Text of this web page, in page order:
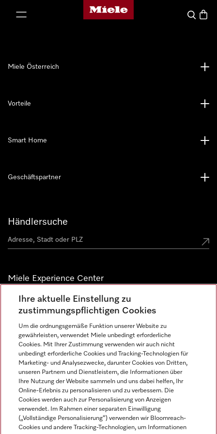
Miele-Homepage
Suche
Händlersuche
Miele Experience Center
Alle Miele Experience Center anzeigen
Newsletter
Miele Österreich
Vorteile
Smart Home
Geschäftspartner
Miele auf Instagram
Miele auf Facebook
Miele auf Youtube
Ihre aktuelle Einstellung zu
zustimmungspflichtigen Cookies
Um die ordnungsgemäße Funktion unserer Website zu
gewährleisten, verwendet Miele unbedingt erforderliche
Cookies. Mit Ihrer Zustimmung verwenden wir auch nicht
unbedingt erforderliche Cookies und Tracking-Technologien für
Marketing- und Analysezwecke, darunter Cookies von Dritten,
unseren Partnern und Dienstleistern, die Informationen über
Ihre Nutzung der Website sammeln und uns dabei helfen, Ihr
Online-Erlebnis zu personalisieren und zu verbessern. Die
Cookies werden auch zur Personalisierung von Anzeigen
verwendet. Im Rahmen einer separaten Einwilligung
(„Vollständige Personalisierung“) verwenden wir Bloomreach-
Cookies und andere Tracking-Technologien, um Informationen